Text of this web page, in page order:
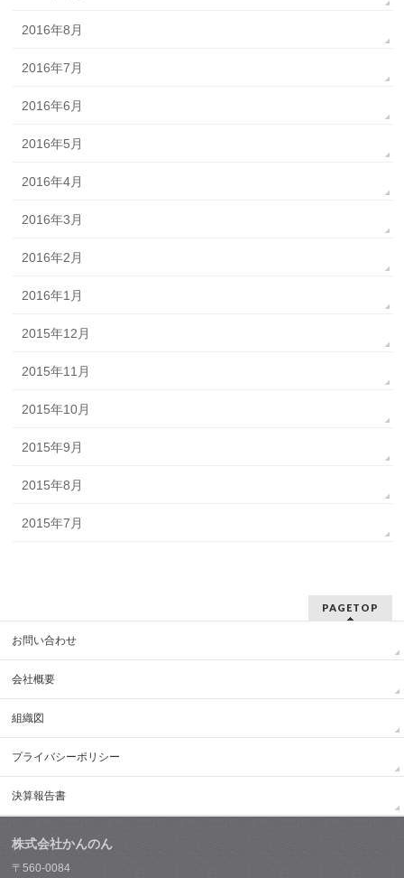
2016年8月
2016年7月
2016年6月
2016年5月
2016年4月
2016年3月
2016年2月
2016年1月
2015年12月
2015年11月
2015年10月
2015年9月
2015年8月
2015年7月
PAGETOP
お問い合わせ
会社概要
組織図
プライバシーポリシー
決算報告書
株式会社かんのん
〒560-0084